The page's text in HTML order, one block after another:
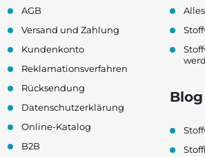
AGB
Versand und Zahlung
Kundenkonto
Reklamationsverfahren
Rücksendung
Datenschutzerklärung
Online-Katalog
B2B
Blog